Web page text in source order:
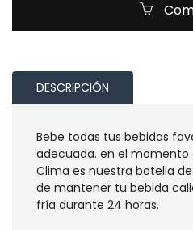
DESCRIPCIÓN
Bebe todas tus bebidas
adecuada. en el momento
Clima es nuestra botella
de mantener tu bebida
fría durante 24 horas.